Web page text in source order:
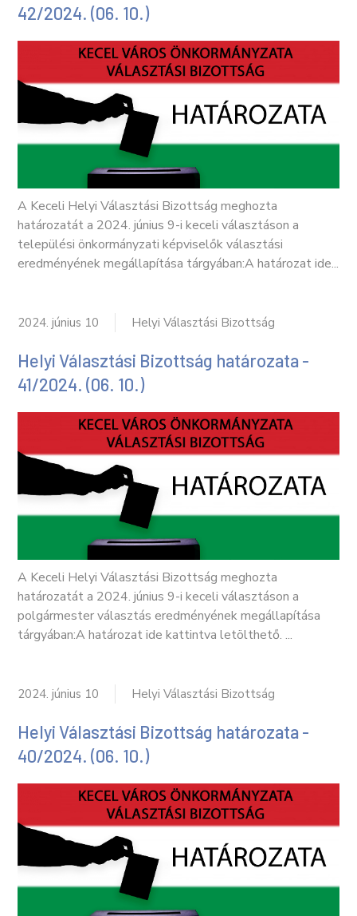
42/2024. (06. 10.)
A Keceli Helyi Választási Bizottság meghozta
határozatát a 2024. június 9-i keceli választáson a
települési önkormányzati képviselők választási
eredményének megállapítása tárgyában:A határozat ide...
2024. június 10 Helyi Választási Bizottság
Helyi Választási Bizottság határozata -
41/2024. (06. 10.)
A Keceli Helyi Választási Bizottság meghozta
határozatát a 2024. június 9-i keceli választáson a
polgármester választás eredményének megállapítása
tárgyában:A határozat ide kattintva letölthető. ...
2024. június 10 Helyi Választási Bizottság
Helyi Választási Bizottság határozata -
40/2024. (06. 10.)